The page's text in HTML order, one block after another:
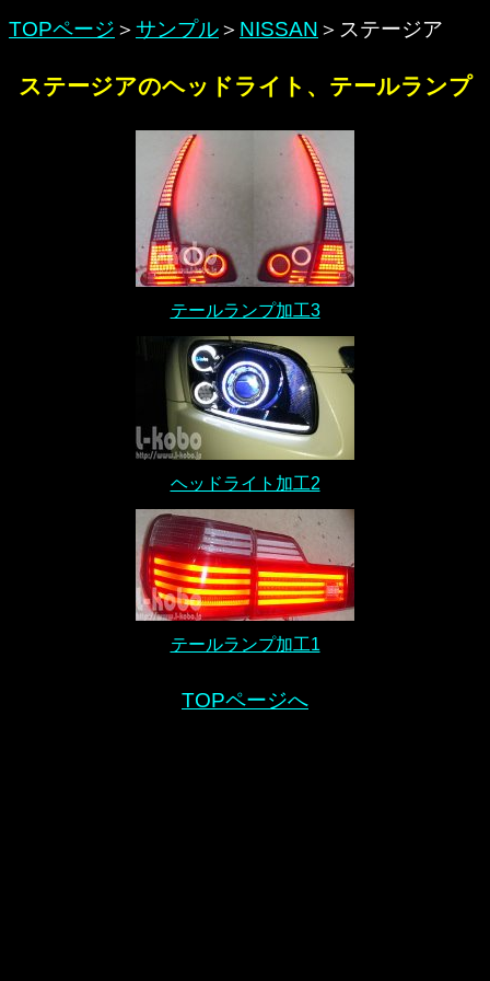
TOPページ ＞サンプル＞ NISSAN ＞ステージア
ステージアのヘッドライト、テールランプ
テールランプ加工3
ヘッドライト加工2
テールランプ加工1
TOPページへ